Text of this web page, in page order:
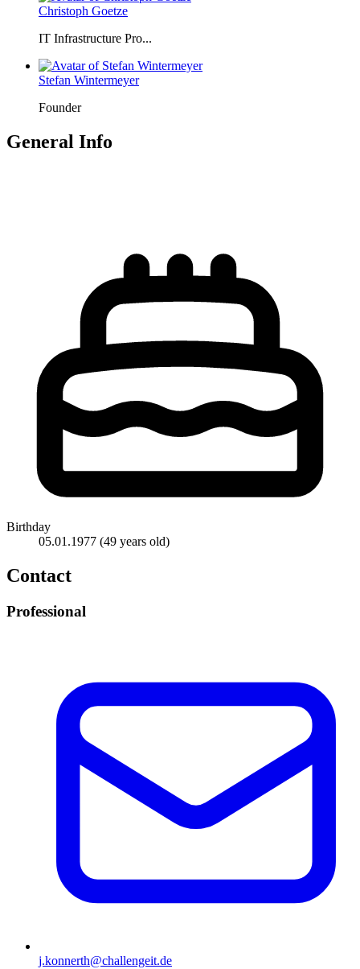
Christoph Goetze
IT Infrastructure Pro...
Stefan Wintermeyer
Founder
General Info
Birthday
05.01.1977 (49 years old)
Contact
Professional
j.konnerth@challengeit.de